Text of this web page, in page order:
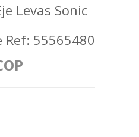
Levas Sonic
Ref: 55565480